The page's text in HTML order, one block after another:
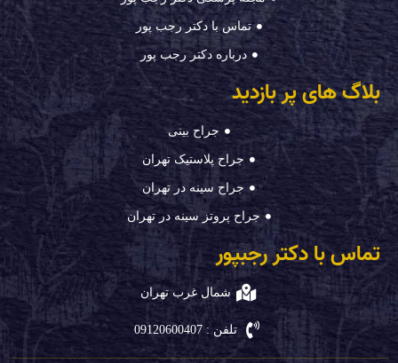
تماس با دکتر رجب پور
درباره دکتر رجب پور
بلاگ های پر بازدید
جراح بینی
جراح پلاستیک تهران
جراح سینه در تهران
جراح پروتز سینه در تهران
تماس با دکتر رجبپور
شمال غرب تهران
تلفن : 09120600407